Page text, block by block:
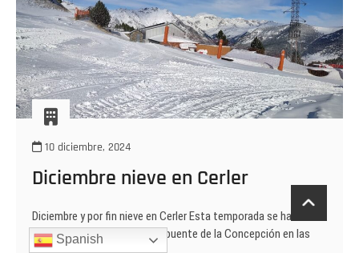
10 diciembre, 2024
Diciembre nieve en Cerler
Diciembre y por fin nieve en Cerler Esta temporada se ha
retardado haciendo saltar el puente de la Concepción en las
Spanish